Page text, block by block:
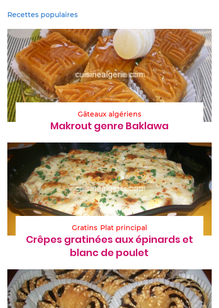
Recettes populaires
Gâteaux algériens
Makrout genre Baklawa
Gratins Plat principal
Crêpes gratinées aux épinards et
blanc de poulet